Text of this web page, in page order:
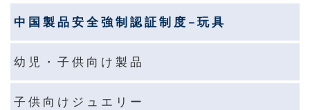
中 国 製 品 安 全 強 制 認 証 制 度 – 玩 具
幼 児 ・ 子 供 向 け 製 品
子 供 向 け ジ ュ エ リ ー